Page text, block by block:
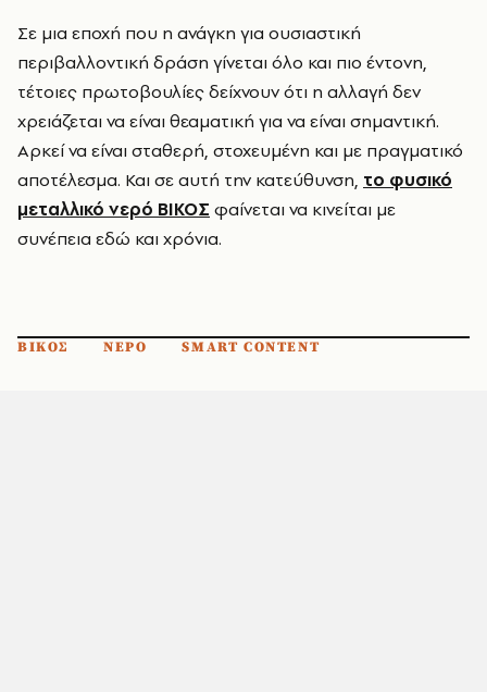
Σε μια εποχή που η ανάγκη για ουσιαστική
περιβαλλοντική δράση γίνεται όλο και πιο έντονη,
τέτοιες πρωτοβουλίες δείχνουν ότι η αλλαγή δεν
χρειάζεται να είναι θεαματική για να είναι σημαντική.
Αρκεί να είναι σταθερή, στοχευμένη και με πραγματικό
αποτέλεσμα. Και σε αυτή την κατεύθυνση, το φυσικό
μεταλλικό νερό ΒΙΚΟΣ φαίνεται να κινείται με
συνέπεια εδώ και χρόνια.
ΒΙΚΟΣ ΝΕΡΟ SMART CONTENT